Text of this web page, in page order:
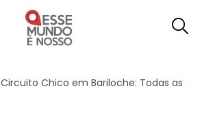
Circuito Chico em Bariloche: Todas as